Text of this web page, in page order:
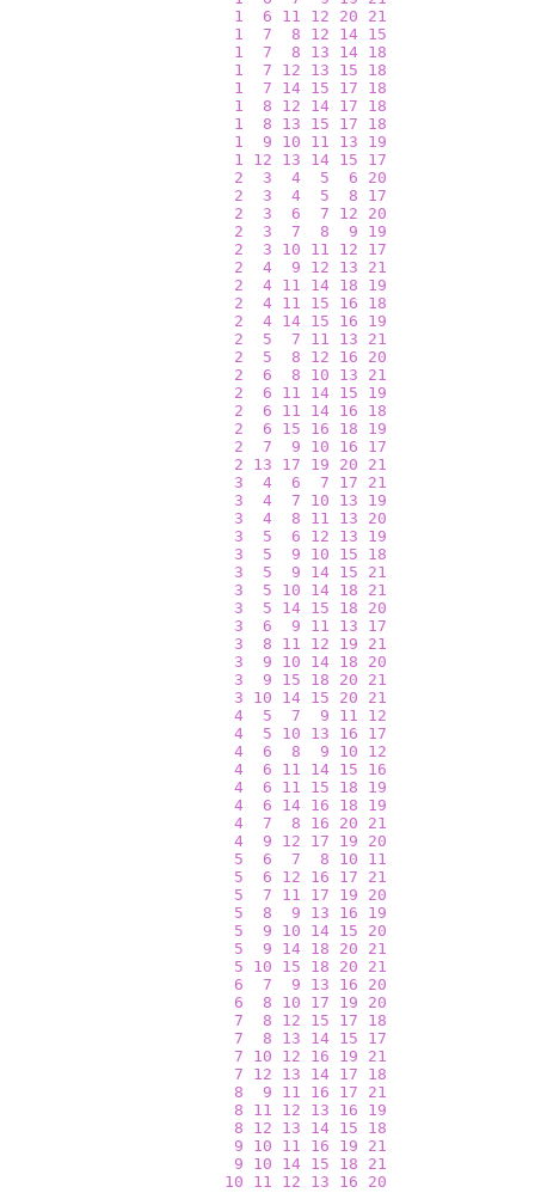
1
6 11 12 20
21
1
7 8 12 14 15
1
7 8 13 14 18
1
7 12 13 15
18
1
7 14 15 17
18
1
8 12 14 17
18
1
8 13 15 17
18
1
9 10 11 13
19
1
12 13 14 15
17
2
3 4 5 6
20
2
3 4 5 8
17
2
3 6 7 12
20
2
3 7 8 9
19
2
3 10 11 12
17
2
4 9 12 13
21
2
4 11 14 18
19
2
4 11 15 16
18
2
4 14 15 16
19
2
5 7 11 13
21
2
5 8 12 16
20
2
6 8 10 13
21
2
6 11 14 15
19
2
6 11 14 16
18
2
6 15 16 18
19
2
7 9 10 16
17
2
13 17 19 20
21
3
4 6 7 17
21
3
4 7 10 13
19
3
4 8 11 13
20
3
5 6 12 13
19
3
5 9 10 15
18
3
5 9 14 15
21
3
5 10 14 18
21
3
5 14 15 18
20
3
6 9 11 13
17
3
8 11 12 19
21
3
9 10 14 18
20
3
9 15 18 20
21
3
10 14 15 20
21
4
5 7 9 11
12
4
5 10 13 16
17
4
6 8 9 10
12
4
6 11 14 15
16
4
6 11 15 18
19
4
6 14 16 18
19
4
7 8 16 20
21
4
9 12 17 19
20
5
6 7 8 10
11
5
6 12 16 17
21
5
7 11 17 19
20
5
8 9 13 16
19
5
9 10 14 15
20
5
9 14 18 20
21
5
10 15 18 20
21
6
7 9 13 16
20
6
8 10 17 19
20
7
8 12 15 17
18
7
8 13 14 15
17
7
10 12 16 19
21
7
12 13 14 17
18
8
9 11 16 17
21
8
11 12 13 16
19
8
12 13 14 15
18
9
10 11 16 19
21
9
10 14 15 18
21
10
11 12 13 16 20